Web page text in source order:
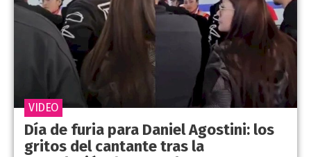
Día de furia para Daniel Agostini: los
gritos del cantante tras la
VIDEO